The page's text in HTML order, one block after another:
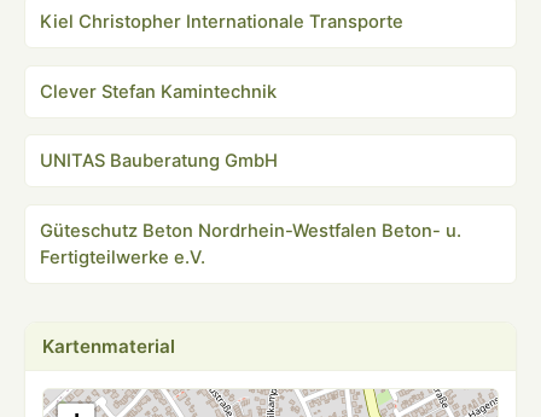
Kiel Christopher Internationale Transporte
Clever Stefan Kamintechnik
UNITAS Bauberatung GmbH
Güteschutz Beton Nordrhein-Westfalen Beton- u.
Fertigteilwerke e.V.
Kartenmaterial